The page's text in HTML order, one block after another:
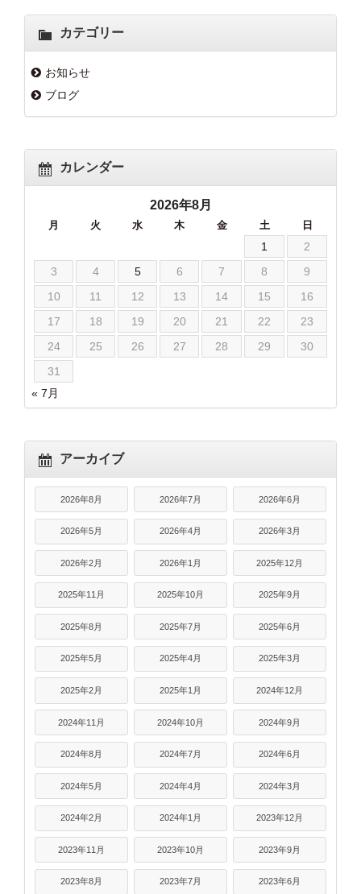
カテゴリー
お知らせ
ブログ
カレンダー
2026年8月
月 火 水 木 金 土 日
1
2
3
4 5 6 7 8
9
10
11 12 13 14 15
16
17
18 19 20 21 22
23
24
25 26 27 28 29
30
31
« 7月
アーカイブ
2026年8月 2026年7月 2026年6月
2026年5月 2026年4月 2026年3月
2026年2月 2026年1月 2025年12月
2025年11月 2025年10月 2025年9月
2025年8月 2025年7月 2025年6月
2025年5月 2025年4月 2025年3月
2025年2月 2025年1月 2024年12月
2024年11月 2024年10月 2024年9月
2024年8月 2024年7月 2024年6月
2024年5月 2024年4月 2024年3月
2024年2月 2024年1月 2023年12月
2023年11月 2023年10月 2023年9月
2023年8月 2023年7月 2023年6月